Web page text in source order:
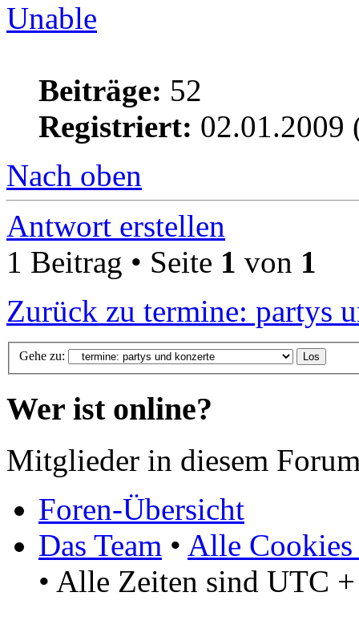
Unable
Beiträge: 52
Registriert: 02.01.2009
Nach oben
Antwort erstellen
1 Beitrag • Seite 1 von 1
Zurück zu termine: partys
Gehe zu:
Wer ist online?
Mitglieder in diesem
Foren-Übersicht
Das Team • Alle Cookies
• Alle Zeiten sind UTC